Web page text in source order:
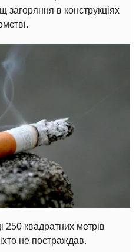
загоряння в конструкціях
квадратних метрів
не постраждав.